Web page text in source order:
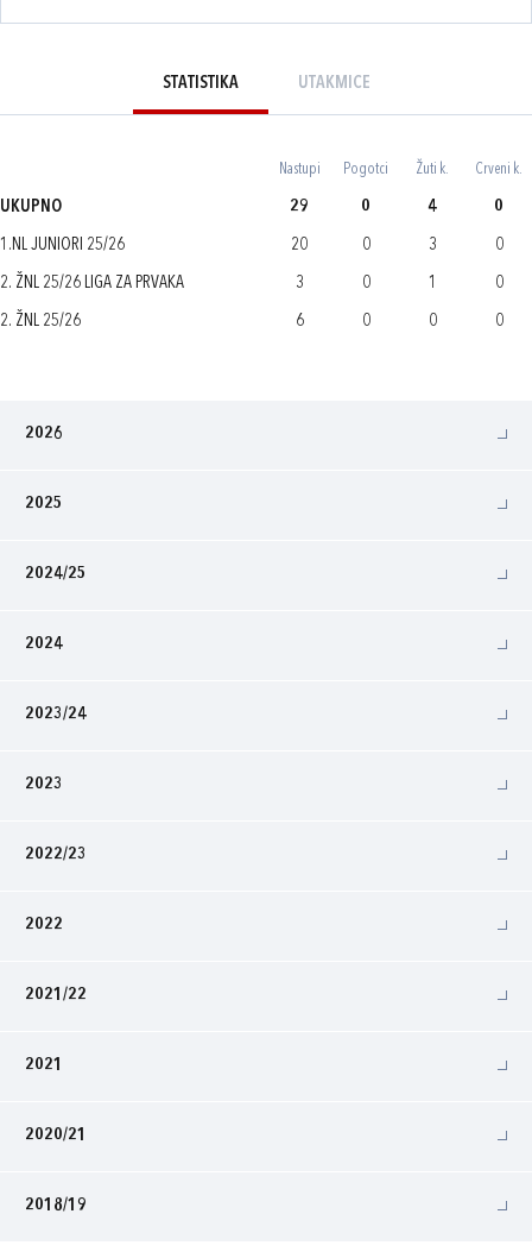
STATISTIKA UTAKMICE
Nastupi Pogotci Žuti k. Crveni k.
UKUPNO 29 0 4 0
1.NL JUNIORI 25/26 20 0 3 0
2. ŽNL 25/26 LIGA ZA PRVAKA 3 0 1 0
2. ŽNL 25/26 6 0 0 0
2026
2025
2024/25
2024
2023/24
2023
2022/23
2022
2021/22
2021
2020/21
2018/19